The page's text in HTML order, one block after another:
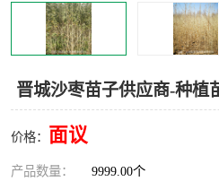
晋城沙枣苗子供应商-种植
价格： 面议
产品数量： 9999.00个